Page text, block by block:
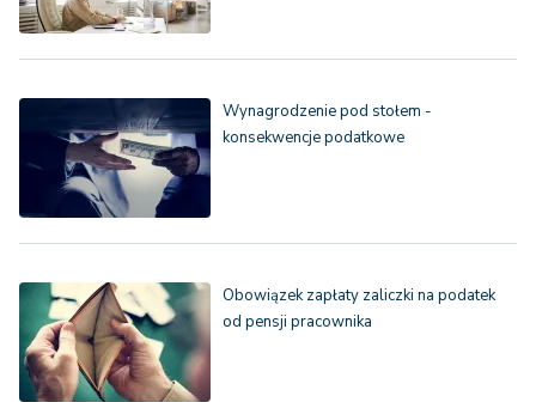
Wynagrodzenie pod stołem -
konsekwencje podatkowe
Obowiązek zapłaty zaliczki na podatek
od pensji pracownika